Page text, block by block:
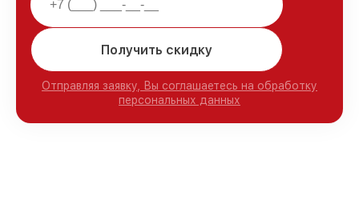
Получить скидку
Отправляя заявку, Вы соглашаетесь на обработку
персональных данных